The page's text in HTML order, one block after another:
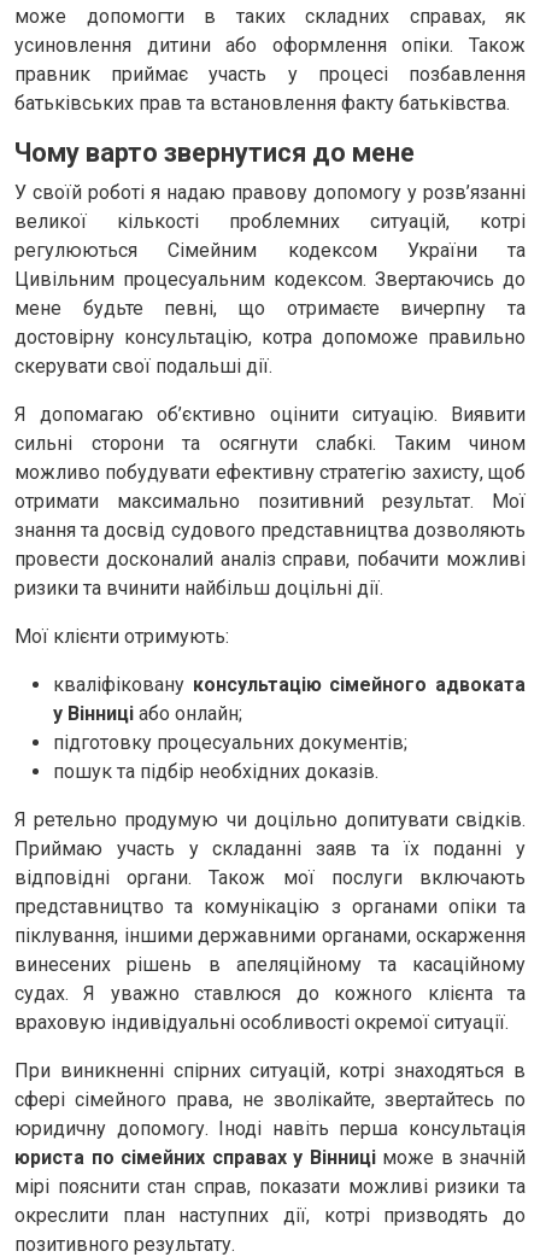
може допомогти в таких складних справах, як
усиновлення дитини або оформлення опіки. Також
правник приймає участь у процесі позбавлення
батьківських прав та встановлення факту батьківства.
Чому варто звернутися до мене
У своїй роботі я надаю правову допомогу у розв’язанні
великої кількості проблемних ситуацій, котрі
регулюються Сімейним кодексом України та
Цивільним процесуальним кодексом. Звертаючись до
мене будьте певні, що отримаєте вичерпну та
достовірну консультацію, котра допоможе правильно
скерувати свої подальші дії.
Я допомагаю об’єктивно оцінити ситуацію. Виявити
сильні сторони та осягнути слабкі. Таким чином
можливо побудувати ефективну стратегію захисту, щоб
отримати максимально позитивний результат. Мої
знання та досвід судового представництва дозволяють
провести досконалий аналіз справи, побачити можливі
ризики та вчинити найбільш доцільні дії.
Мої клієнти отримують:
кваліфіковану консультацію сімейного адвоката
у Вінниці або онлайн;
підготовку процесуальних документів;
пошук та підбір необхідних доказів.
Я ретельно продумую чи доцільно допитувати свідків.
Приймаю участь у складанні заяв та їх поданні у
відповідні органи. Також мої послуги включають
представництво та комунікацію з органами опіки та
піклування, іншими державними органами, оскарження
винесених рішень в апеляційному та касаційному
судах. Я уважно ставлюся до кожного клієнта та
враховую індивідуальні особливості окремої ситуації.
При виникненні спірних ситуацій, котрі знаходяться в
сфері сімейного права, не зволікайте, звертайтесь по
юридичну допомогу. Іноді навіть перша консультація
юриста по сімейних справах у Вінниціможе в значній
мірі пояснити стан справ, показати можливі ризики та
окреслити план наступних дії, котрі призводять до
позитивного результату.